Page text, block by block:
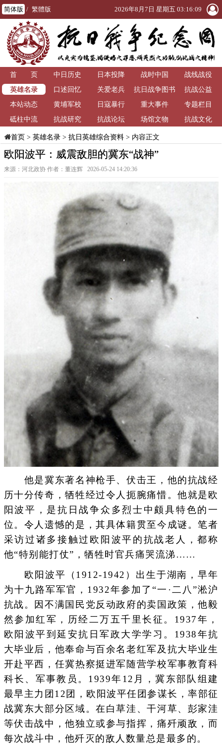
简体版 / 繁體版 2026年8月7日 星期五 03:16:09
首 页 中日历史 日本投降 战时中国
战线战役
英雄名录
口述回忆 关爱老兵
抗日战争图书
馆
抗战公益
本站动态
黄埔军校 日寇暴行 重大事件
专题栏目
砥柱中流
抗战研究 抗战论坛 场馆文物 抗战文化
首页> 英雄名录> 抗日英雄综合资料> 内容正文
欧阳波平：威震敌胆的冀东“战神”
来源：河北政协 作者：董连辉 2026-05-24 14:20:36
他是冀东著名神枪手、伏击王，他的抗战经
历十分传奇，牺牲经过令人扼腕痛惜。他就是欧
阳波平，是抗日战争众多烈士中颇具特色的一
位。令人遗憾的是，其具体籍贯至今成谜。笔者
采访过诸多接触过欧阳波平的抗战老人，都称
他“特别能打仗”，牺牲时官兵痛哭流涕……
欧阳波平（1912-1942）出生于湖南，早年
为十九路军军官，1932年参加了“一·二八”淞沪
抗战。因不满国民党反动政府的卖国政策，他毅
然参加红军，历经二万五千里长征。1937年，
欧阳波平到延安抗日军政大学学习。1938年抗
大毕业后，他奉命与百余名老红军及抗大毕业生
开赴平西，任冀热察挺进军随营学校军事教育科
科长、军事教员。1939年12月，冀东部队组建
最早主力团12团，欧阳波平任团参谋长，率部征
战冀东大部分区域。在白草洼、干河草、彭家洼
等伏击战中，他独立或参与指挥，痛歼顽敌，而
每次战斗中，他歼灭的敌人数量总是最多的。